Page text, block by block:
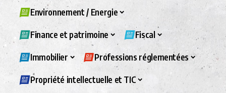
Environnement / Energie
Finance et patrimoine Fiscal
Immobilier Professions réglementées
Propriété intellectuelle et TIC